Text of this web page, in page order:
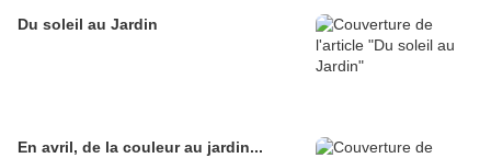
Du soleil au Jardin
En avril, de la couleur au jardin...